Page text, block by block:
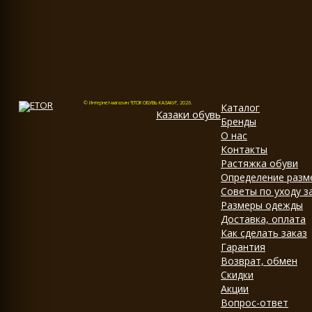
© Интернет-магазин "ETOR ОБУВЬ КАЗАКИ", 2026.
Казаки обувьКаталог
Бренды
О нас
Контакты
Растяжка обуви
Определение
Советы по уходу
Размеры одежды
Доставка, оплата
Как сделать заказ
Гарантия
Возврат, обмен
Скидки
Акции
Вопрос-ответ